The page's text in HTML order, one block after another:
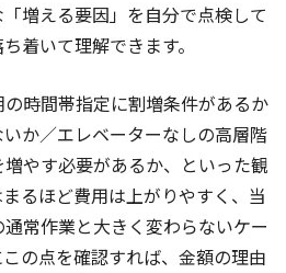
増える要因」を自分で点検して
着いて理解できます。
時間帯指定に割増条件があるか
か／エレベーターなしの高層階
やす必要があるか、といった観
るほど費用は上がりやすく、当
常作業と大きく変わらないケー
の点を確認すれば、金額の理由